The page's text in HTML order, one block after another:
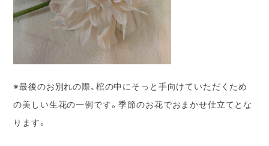
※最後のお別れの際、棺の中にそっと手向けていただくため
の美しい生花の一例です。季節のお花でおまかせ仕立てとな
ります。